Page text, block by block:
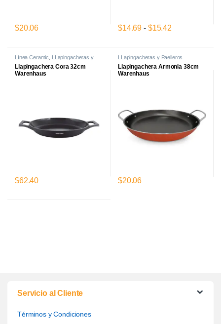
$20.06 $14.69 - $15.42Rango de
Línea Ceramic
LLapingacheras y
Llapingachera Cora 32cm
Warenhaus
$62.40
LLapingacheras y Paelleros
Llapingachera Armonia 38cm
Warenhaus
$20.06
Servicio al Cliente
Términos y Condiciones